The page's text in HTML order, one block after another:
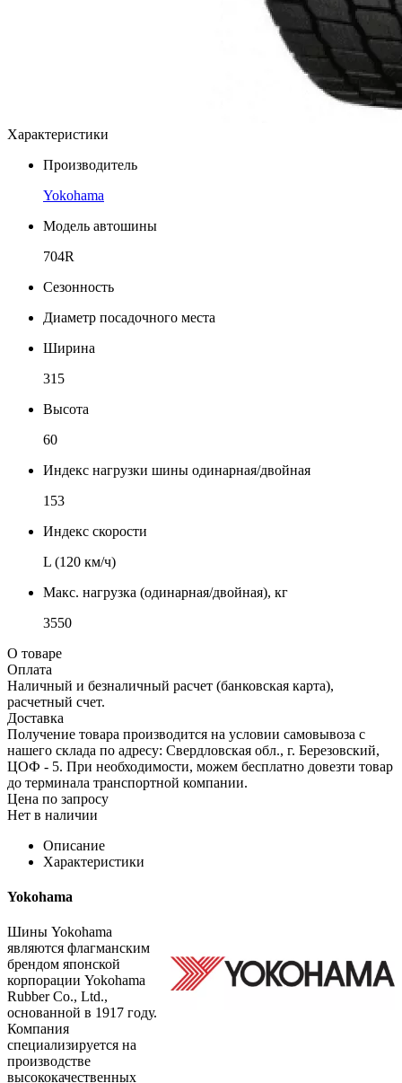
Характеристики
Производитель
Yokohama
Модель автошины
704R
Сезонность
Диаметр посадочного места
Ширина
315
Высота
60
Индекс нагрузки шины одинарная/двойная
153
Индекс скорости
L (120 км/ч)
Макс. нагрузка (одинарная/двойная), кг
3550
О товаре
Оплата
Наличный и безналичный расчет (банковская карта),
расчетный счет.
Доставка
Получение товара производится на условии самовывоза с
нашего склада по адресу: Свердловская обл., г. Березовский,
ЦОФ - 5. При необходимости, можем бесплатно довезти товар
до терминала транспортной компании.
Цена по запросу
Нет в наличии
Описание
Характеристики
Yokohama
Шины Yokohama
являются флагманским
брендом японской
корпорации Yokohama
Rubber Co., Ltd.,
основанной в 1917 году.
Компания
специализируется на
производстве
высококачественных